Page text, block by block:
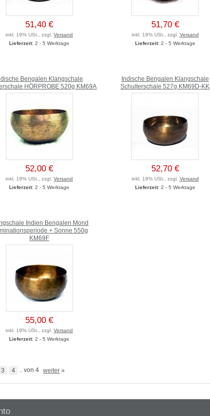
51,40 €
inkl. 19% USt., zzgl.Versand
Lieferzeit: 2 - 5 Werktage
51,70 €
inkl. 19% USt., zzgl. Versand
Lieferzeit: 2 - 5 Werktage
Bengalen Klangschale
HÖRPROBE 520g KM69A
52,00 €
inkl. 19% USt., zzgl.Versand
Lieferzeit: 2 - 5 Werktage
Indische Bengalen Klangschale
Schulterschale 527g KM69D-KK
52,70 €
inkl. 19% USt., zzgl. Versand
Lieferzeit: 2 - 5 Werktage
Indien Bengalen Mond
+ Sonne 550g
KM69F
55,00 €
inkl. 19% USt., zzgl.Versand
Lieferzeit: 2 - 5 Werktage
3 4 .. von 4 weiter »